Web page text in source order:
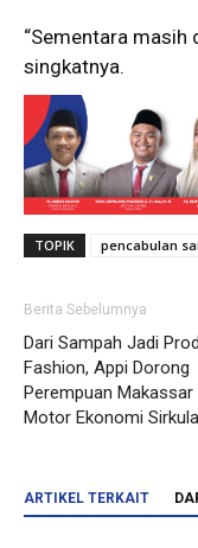
“Sementara masih
singkatnya.
TOPIK pencabulan
Berita Sebelumnya
Dari Sampah Jadi
Fashion, Appi Dorong
Perempuan Makassar
Motor Ekonomi
ARTIKEL TERKAIT